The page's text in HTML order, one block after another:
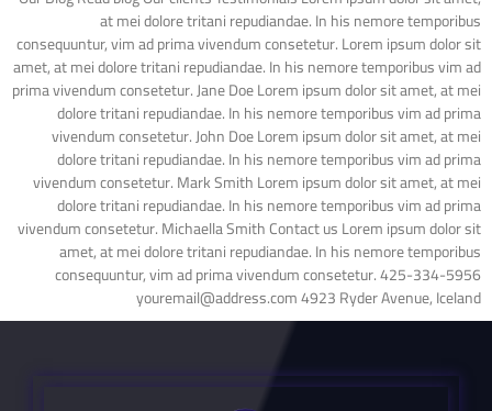
at mei dolore tritani repudiandae. In his nemore temporibus
consequuntur, vim ad prima vivendum consetetur. Lorem ipsum dolor sit
amet, at mei dolore tritani repudiandae. In his nemore temporibus vim ad
prima vivendum consetetur. Jane Doe Lorem ipsum dolor sit amet, at mei
dolore tritani repudiandae. In his nemore temporibus vim ad prima
vivendum consetetur. John Doe Lorem ipsum dolor sit amet, at mei
dolore tritani repudiandae. In his nemore temporibus vim ad prima
vivendum consetetur. Mark Smith Lorem ipsum dolor sit amet, at mei
dolore tritani repudiandae. In his nemore temporibus vim ad prima
vivendum consetetur. Michaella Smith Contact us Lorem ipsum dolor sit
amet, at mei dolore tritani repudiandae. In his nemore temporibus
consequuntur, vim ad prima vivendum consetetur. 425-334-5956
youremail@address.com 4923 Ryder Avenue, Iceland